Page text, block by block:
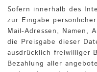
Sofern innerhalb des
zur Eingabe
Mail-Adressen, Namen,
die Preisgabe dieser
ausdrücklich freiwilliger
Bezahlung aller